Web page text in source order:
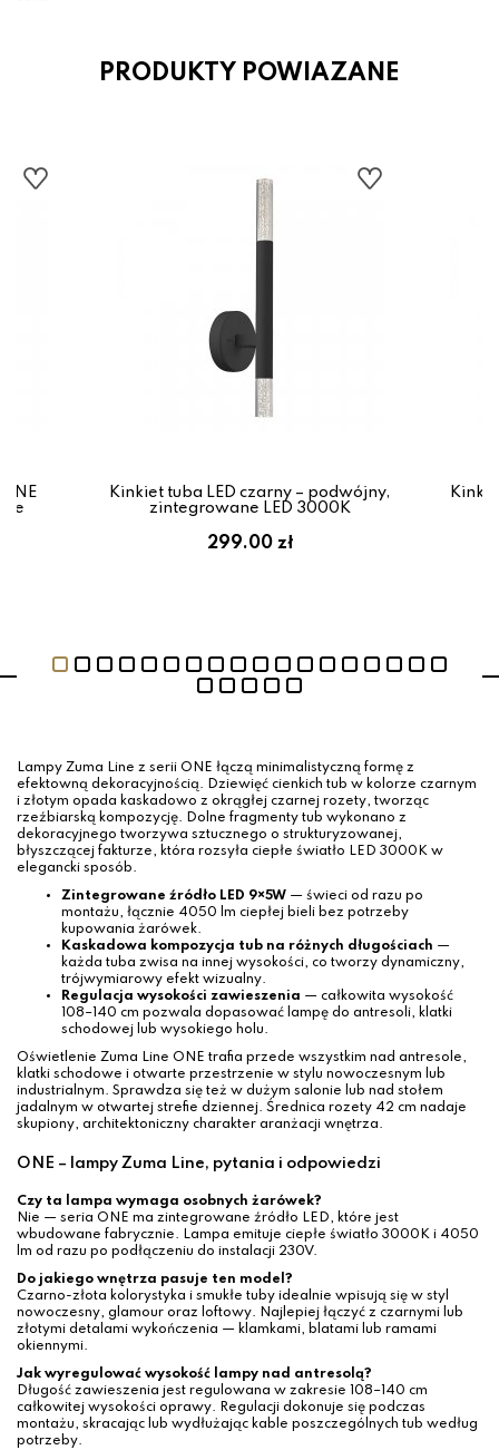
PRODUKTY POWIAZANE
Kinkiet tuba LED czarny – podwójny,
zintegrowane LED 3000K
299.00 zł
Lampy Zuma Line z serii ONE łączą minimalistyczną formę z
efektowną dekoracyjnością. Dziewięć cienkich tub w kolorze czarnym
i złotym opada kaskadowo z okrągłej czarnej rozety, tworząc
rzeźbiarską kompozycję. Dolne fragmenty tub wykonano z
dekoracyjnego tworzywa sztucznego o strukturyzowanej,
błyszczącej fakturze, która rozsyła ciepłe światło LED 3000K w
elegancki sposób.
Zintegrowane źródło LED 9×5W — świeci od razu po
montażu, łącznie 4050 lm ciepłej bieli bez potrzeby
kupowania żarówek.
Kaskadowa kompozycja tub na różnych długościach —
każda tuba zwisa na innej wysokości, co tworzy dynamiczny,
trójwymiarowy efekt wizualny.
Regulacja wysokości zawieszenia — całkowita wysokość
108–140 cm pozwala dopasować lampę do antresoli, klatki
schodowej lub wysokiego holu.
Oświetlenie Zuma Line ONE trafia przede wszystkim nad antresole,
klatki schodowe i otwarte przestrzenie w stylu nowoczesnym lub
industrialnym. Sprawdza się też w dużym salonie lub nad stołem
jadalnym w otwartej strefie dziennej. Średnica rozety 42 cm nadaje
skupiony, architektoniczny charakter aranżacji wnętrza.
ONE – lampy Zuma Line, pytania i odpowiedzi
Czy ta lampa wymaga osobnych żarówek?
Nie — seria ONE ma zintegrowane źródło LED, które jest
wbudowane fabrycznie. Lampa emituje ciepłe światło 3000K i 4050
lm od razu po podłączeniu do instalacji 230V.
Do jakiego wnętrza pasuje ten model?
Czarno-złota kolorystyka i smukłe tuby idealnie wpisują się w styl
nowoczesny, glamour oraz loftowy. Najlepiej łączyć z czarnymi lub
złotymi detalami wykończenia — klamkami, blatami lub ramami
okiennymi.
Jak wyregulować wysokość lampy nad antresolą?
Długość zawieszenia jest regulowana w zakresie 108–140 cm
całkowitej wysokości oprawy. Regulacji dokonuje się podczas
montażu, skracając lub wydłużając kable poszczególnych tub według
potrzeby.